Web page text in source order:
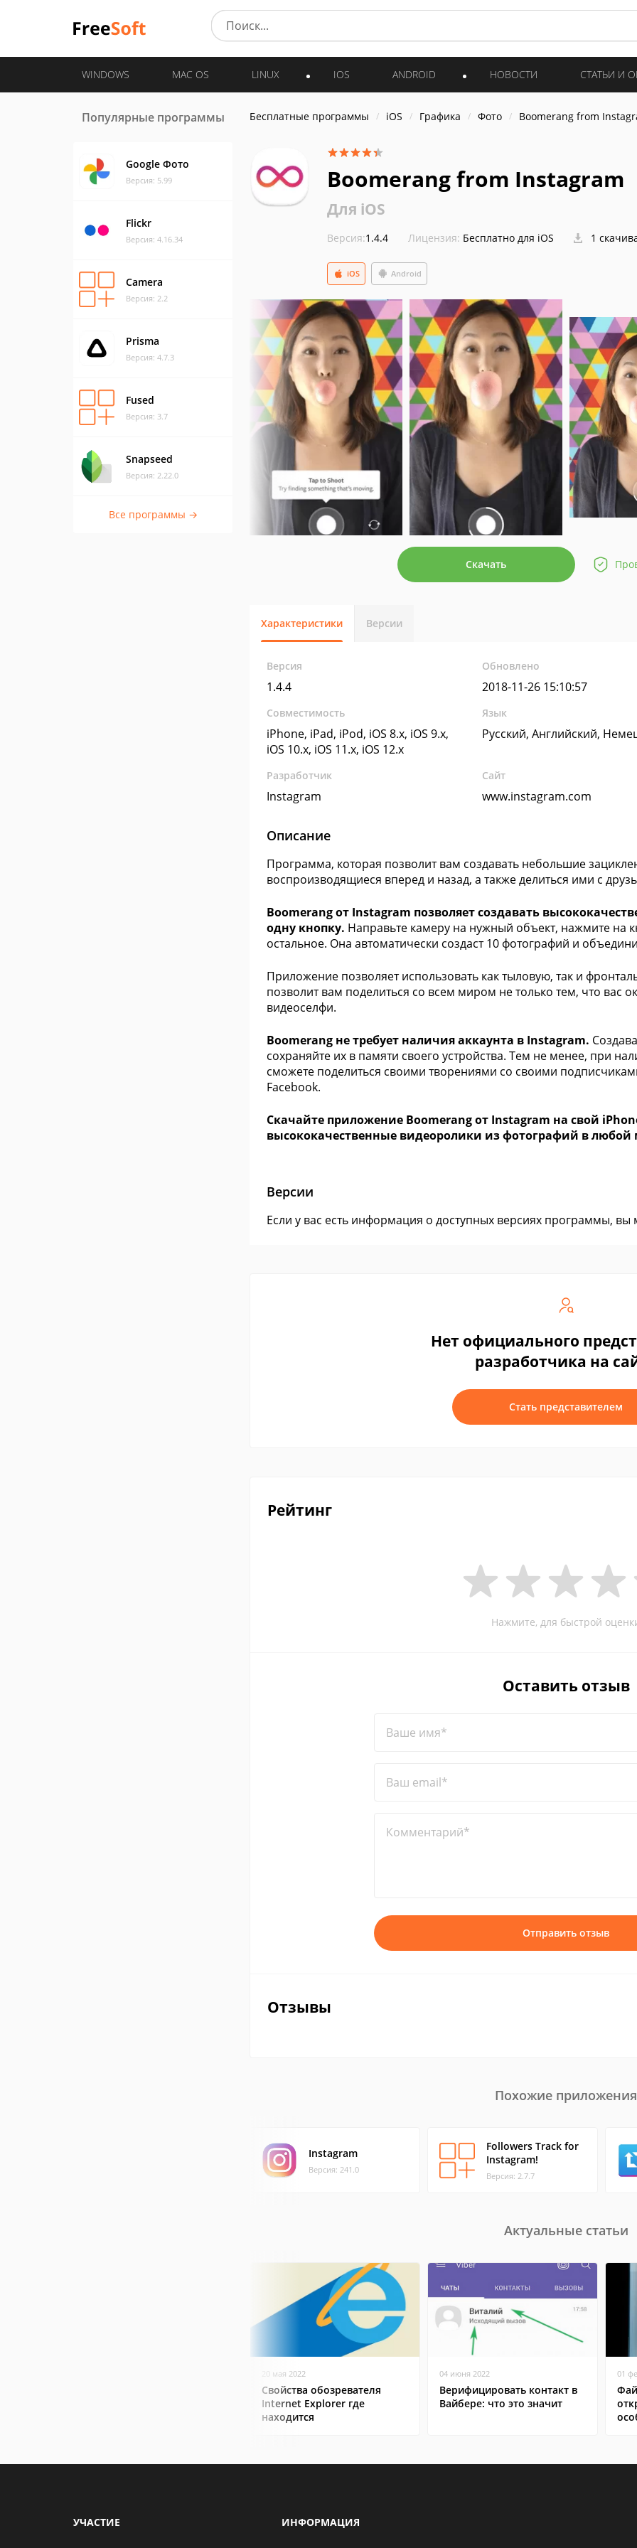
WINDOWS MAC OS LINUX IOS ANDROID НОВОСТИ СТАТЬИ И
Популярные программы
Google Фото
Версия: 5.99
Flickr
Версия: 4.16.34
Camera
Версия: 2.2
Prisma
Версия: 4.7.3
Fused
Версия: 3.7
Snapseed
Версия: 2.22.0
Все программы →
Бесплатные программы iOS Графика Фото Boomerang from
Boomerang from Instagram
Для iOS
Версия:1.4.4 Лицензия: Бесплатно для iOS 1
Android
iOS
Скачать
Характеристики Версии
Версия
1.4.4
Обновлено
2018-11-26 15:10:57
Совместимость
iPhone, iPad, iPod, iOS 8.x, iOS 9.x,
iOS 10.x, iOS 11.x, iOS 12.x
Язык
Русский, Английский,
Разработчик
Instagram
Сайт
www.instagram.com
Описание
Программа, которая позволит вам создавать небольшие
воспроизводящиеся вперед и назад, а также делиться ими с
Boomerang от Instagram позволяет создавать
одну кнопку. Направьте камеру на нужный объект, нажмите на
остальное. Она автоматически создаст 10 фотографий и
Приложение позволяет использовать как тыловую, так и
позволит вам поделиться со всем миром не только тем, что вас
видеоселфи.
Boomerang не требует наличия аккаунта в Instagram.
сохраняйте их в памяти своего устройства. Тем не менее, при
сможете поделиться своими творениями со своими
Facebook.
Скачайте приложение Boomerang от Instagram на свой
высококачественные видеоролики из фотографий в
Версии
Если у вас есть информация о доступных версиях программы,
Нет официального
разработчика на
Стать представителем
Рейтинг
Нажмите, для быстрой
Оставить отзыв
Ваше имя*
Ваш email*
Комментарий*
Отправить отзыв
Отзывы
Похожие приложения
Instagram
Версия: 241.0
Followers Track for
Instagram!
Версия: 2.7.7
Актуальные статьи
20 мая 2022
Свойства обозревателя
Internet Explorer где
находится
04 июня 2022
Верифицировать контакт в
Вайбере: что это значит
01
УЧАСТИЕ ИНФОРМАЦИЯ